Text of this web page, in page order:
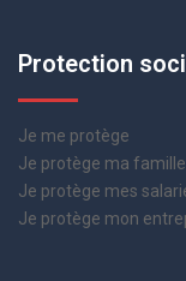
Protection
Je me protège
Je protège ma
Je protège mes
Je protège mon